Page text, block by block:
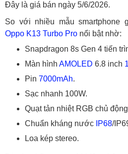
Đây là giá bán ngày 5/6/2026.
So với nhiều mẫu smartphone
Oppo K13 Turbo Pro nổi bật nhờ:
Snapdragon 8s Gen 4 tiến
Màn hình AMOLED 6.8 inch
Pin 7000mAh.
Sạc nhanh 100W.
Quạt tản nhiệt RGB chủ
Chuẩn kháng nước IP68/
Loa kép stereo.